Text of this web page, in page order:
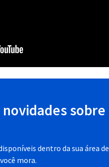
sobre
dentro da sua área de
mora.